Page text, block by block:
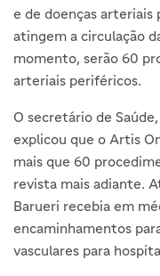
e de doenças arteriais
atingem a circulação
momento, serão 60
arteriais periféricos.
O secretário de
explicou que o Artis
mais que 60
revista mais adiante.
Barueri recebia em
encaminhamentos
vasculares para